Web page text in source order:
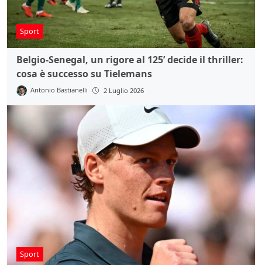
Sport
Belgio-Senegal, un rigore al 125’ decide il thriller:
cosa è successo su Tielemans
Antonio Bastianelli 2 Luglio 2026
Sport